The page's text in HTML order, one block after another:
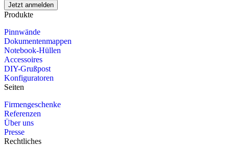
Jetzt anmelden
Produkte
Pinnwände
Dokumentenmappen
Notebook-Hüllen
Accessoires
DIY-Grußpost
Konfiguratoren
Seiten
Firmengeschenke
Referenzen
Über uns
Presse
Rechtliches